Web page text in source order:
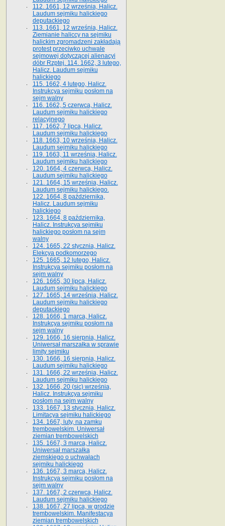
112. 1661, 12 września, Halicz.
Laudum sejmiku halickiego
deputackiego
113. 1661, 12 września, Halicz.
Ziemianie haliccy na sejmiku
halickim zgromadzeni zakładają
protest przeciwko uchwale
sejmowej dotyczącej alienacyi
dóbr Rzptej. 114. 1662, 3 lutego,
Halicz. Laudum sejmiku
halickiego
115. 1662, 4 lutego, Halicz.
Instrukcya sejmiku posłom na
sejm walny
116. 1662, 5 czerwca, Halicz.
Laudum sejmiku halickiego
relacyjnego
117. 1662, 7 lipca, Halicz.
Laudum sejmiku halickiego
118. 1663, 10 września, Halicz.
Laudum sejmiku halickiego
119. 1663, 11 września, Halicz.
Laudum sejmiku halickiego
120. 1664, 4 czerwca, Halicz.
Laudum sejmiku halickiego
121. 1664, 15 września, Halicz.
Laudum sejmiku halickiego.
122. 1664, 8 października,
Halicz. Laudum sejmiku
halickiego
123. 1664, 8 października,
Halicz. Instrukcya sejmiku
halickiego posłom na sejm
walny
124. 1665, 22 stycznia, Halicz.
Elekcya podkomorzego
125. 1665, 12 lutego, Halicz.
Instrukcya sejmiku posłom na
sejm walny
126. 1665, 30 lipca, Halicz.
Laudum sejmiku halickiego
127. 1665, 14 września, Halicz.
Laudum sejmiku halickiego
deputackiego
128. 1666, 1 marca, Halicz.
Instrukcya sejmiku posłom na
sejm walny
129. 1666, 16 sierpnia, Halicz.
Uniwersał marszałka w sprawie
limity sejmiku
130. 1666, 16 sierpnia, Halicz.
Laudum sejmiku halickiego
131. 1666, 22 września, Halicz.
Laudum sejmiku halickiego
132. 1666, 20 (sic) września,
Halicz. Instrukcya sejmiku
posłom na sejm walny
133. 1667, 13 stycznia, Halicz.
Limitacya sejmiku halickiego
134. 1667, luty, na zamku
trembowelskim. Uniwersał
ziemian trembowelskich
135. 1667, 3 marca, Halicz.
Uniwersał marszałka
ziemskiego o uchwałach
sejmiku halickiego
136. 1667, 3 marca, Halicz.
Instrukcya sejmiku posłom na
sejm walny
137. 1667, 2 czerwca, Halicz.
Laudum sejmiku halickiego
138. 1667, 27 lipca, w grodzie
trembowelskim. Manifestacya
ziemian trembowelskich